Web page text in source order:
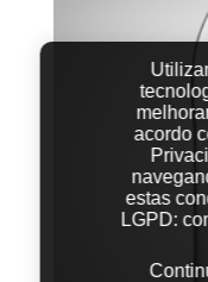
acordo
estas
LGPD: